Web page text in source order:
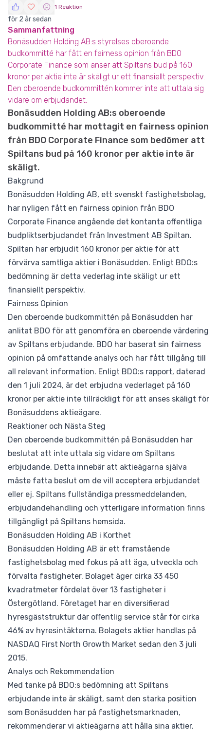
1 Reaktion
för 2 år sedan
Sammanfattning
Bonäsudden Holding AB:s styrelses oberoende
budkommitté har fått en fairness opinion från BDO
Corporate Finance som anser att Spiltans bud på 160
kronor per aktie inte är skäligt ur ett finansiellt perspektiv.
Den oberoende budkommittén kommer inte att uttala sig
vidare om erbjudandet.
Bonäsudden Holding AB:s oberoende
budkommitté har mottagit en fairness opinion
från BDO Corporate Finance som bedömer att
Spiltans bud på 160 kronor per aktie inte är
skäligt.
Bakgrund
Bonäsudden Holding AB, ett svenskt fastighetsbolag,
har nyligen fått en fairness opinion från BDO
Corporate Finance angående det kontanta offentliga
budpliktserbjudandet från Investment AB Spiltan.
Spiltan har erbjudit 160 kronor per aktie för att
förvärva samtliga aktier i Bonäsudden. Enligt BDO:s
bedömning är detta vederlag inte skäligt ur ett
finansiellt perspektiv.
Fairness Opinion
Den oberoende budkommittén på Bonäsudden har
anlitat BDO för att genomföra en oberoende värdering
av Spiltans erbjudande. BDO har baserat sin fairness
opinion på omfattande analys och har fått tillgång till
all relevant information. Enligt BDO:s rapport, daterad
den 1 juli 2024, är det erbjudna vederlaget på 160
kronor per aktie inte tillräckligt för att anses skäligt för
Bonäsuddens aktieägare.
Reaktioner och Nästa Steg
Den oberoende budkommittén på Bonäsudden har
beslutat att inte uttala sig vidare om Spiltans
erbjudande. Detta innebär att aktieägarna själva
måste fatta beslut om de vill acceptera erbjudandet
eller ej. Spiltans fullständiga pressmeddelanden,
erbjudandehandling och ytterligare information finns
tillgängligt på Spiltans hemsida.
Bonäsudden Holding AB i Korthet
Bonäsudden Holding AB är ett framstående
fastighetsbolag med fokus på att äga, utveckla och
förvalta fastigheter. Bolaget äger cirka 33 450
kvadratmeter fördelat över 13 fastigheter i
Östergötland. Företaget har en diversifierad
hyresgäststruktur där offentlig service står för cirka
46% av hyresintäkterna. Bolagets aktier handlas på
NASDAQ First North Growth Market sedan den 3 juli
2015.
Analys och Rekommendation
Med tanke på BDO:s bedömning att Spiltans
erbjudande inte är skäligt, samt den starka position
som Bonäsudden har på fastighetsmarknaden,
rekommenderar vi aktieägarna att hålla sina aktier.